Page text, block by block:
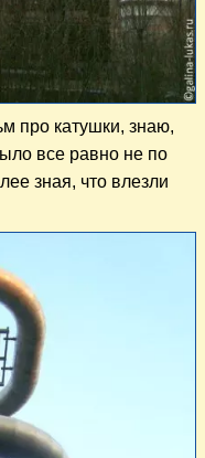
про катушки, знаю,
все равно не по
зная, что влезли